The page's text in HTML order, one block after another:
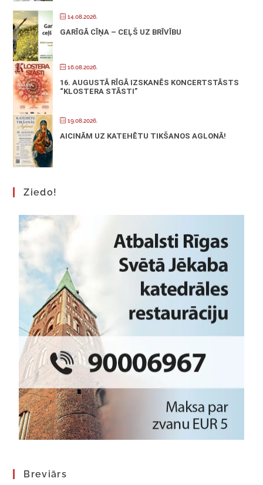
14.08.2026.
GARĪGĀ CĪŅA – CEĻŠ UZ BRĪVĪBU
16.08.2026.
16. AUGUSTĀ RĪGĀ IZSKANĒS KONCERTSTĀSTS
“KLOSTERA STĀSTI”
19.08.2026.
AICINĀM UZ KATEHĒTU TIKŠANOS AGLONĀ!
Ziedo!
Breviārs